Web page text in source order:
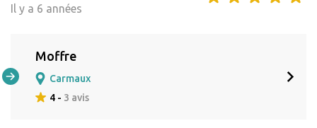
Il y a 6 années
Moffre
Carmaux
4 - 3 avis